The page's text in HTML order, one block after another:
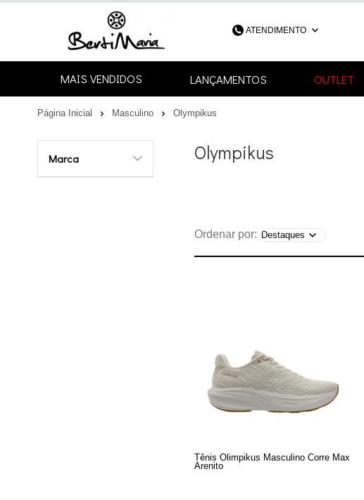
ATENDIMENTO
(48) 3052-4390
48991253418
MAIS VENDIDOS LANÇAMENTOS OUTLET
Página Inicial Masculino Olympikus
Marca Olympikus
Ordenar por:
Tênis Olimpikus Masculino Corre Max
Arenito